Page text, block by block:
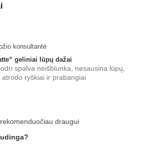
konsultantė
geliniai lūpų dažai
spalva neišblunka, nesausina lūpų,
ryškiai ir prabangiai
produktą, jei
draugui